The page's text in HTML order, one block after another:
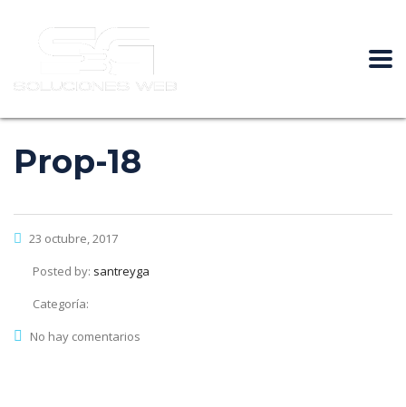
Prop-18
23 octubre, 2017
Posted by: santreyga
Categoría:
No hay comentarios